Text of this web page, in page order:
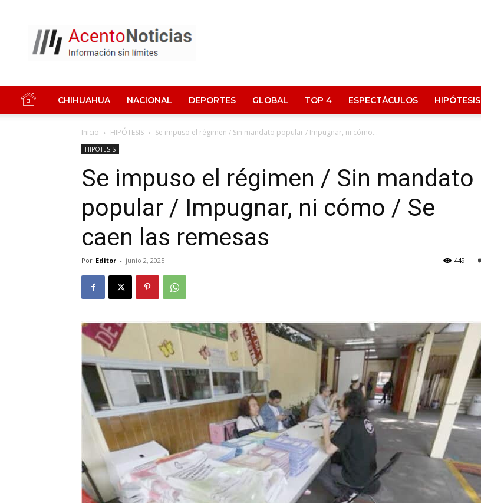
Noticias
CHIHUAHUA NACIONAL DEPORTES GLOBAL TOP 4 ESPECTÁCULOS HIPÓTESIS
Inicio HIPÓTESIS Se impuso el régimen / Sin mandato popular / Impugnar, ni cómo...
HIPÓTESIS
Se impuso el régimen / Sin mandato
popular / Impugnar, ni cómo / Se
caen las remesas
Por Editor - junio 2, 2025 449